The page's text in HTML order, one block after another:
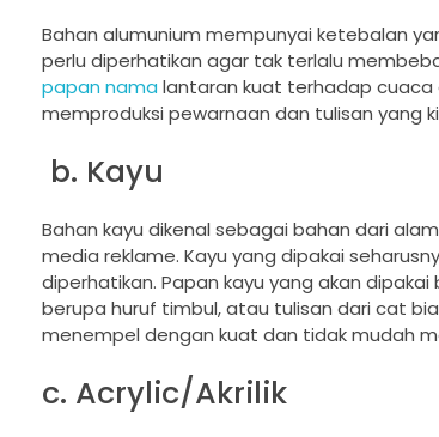
Bahan alumunium mempunyai ketebalan
perlu diperhatikan agar tak terlalu
papan nama lantaran kuat terhadap cuaca
memproduksi pewarnaan dan tulisan yang
b. Kayu
Bahan kayu dikenal sebagai bahan dari
media reklame. Kayu yang dipakai
diperhatikan. Papan kayu yang akan
berupa huruf timbul, atau tulisan dari cat
menempel dengan kuat dan tidak mudah
c. Acrylic/Akrilik